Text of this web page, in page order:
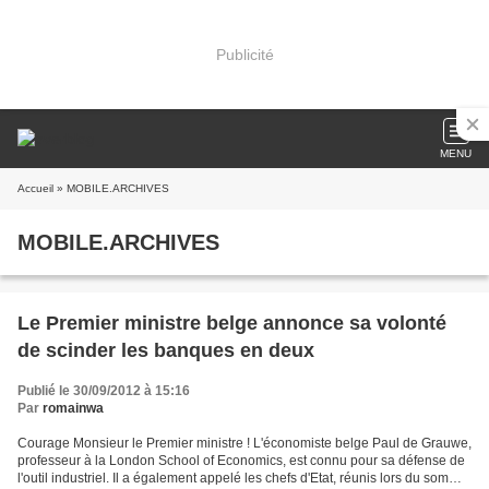
Publicité
MENU
Accueil » MOBILE.ARCHIVES
MOBILE.ARCHIVES
Le Premier ministre belge annonce sa volonté
de scinder les banques en deux
Publié le 30/09/2012 à 15:16
Par romainwa
Courage Monsieur le Premier ministre ! L'économiste belge Paul de Grauwe,
professeur à la London School of Economics, est connu pour sa défense de
l'outil industriel. Il a également appelé les chefs d'Etat, réunis lors du sommet